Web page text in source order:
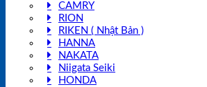
CAMRY
RION
RIKEN ( Nhật Bản )
HANNA
NAKATA
Niigata Seiki
HONDA